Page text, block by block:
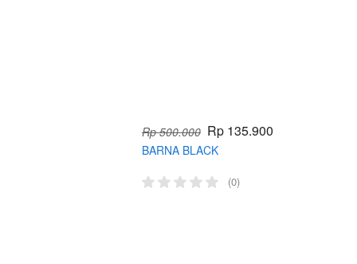
Rp 500.000 Rp 135.900
BARNA BLACK
(0)